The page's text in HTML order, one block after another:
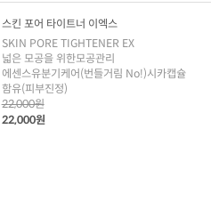
스킨 포어 타이트너 이엑스
SKIN PORE TIGHTENER EX
넓은 모공을 위한모공관리
에센스유분기케어(번들거림 No!)시카캡슐
함유(피부진정)
22,000원
22,000원